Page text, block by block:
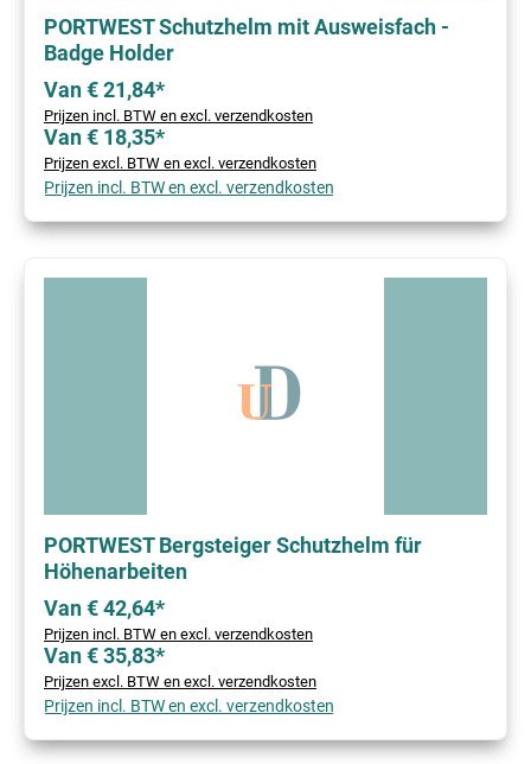
PORTWEST Schutzhelm mit Ausweisfach -
Badge Holder
Van € 21,84*
Prijzen incl. BTW en excl. verzendkosten
Van € 18,35*
Prijzen excl. BTW en excl. verzendkosten
Prijzen incl. BTW en excl. verzendkosten
PORTWEST Bergsteiger Schutzhelm für
Höhenarbeiten
Van € 42,64*
Prijzen incl. BTW en excl. verzendkosten
Van € 35,83*
Prijzen excl. BTW en excl. verzendkosten
Prijzen incl. BTW en excl. verzendkosten